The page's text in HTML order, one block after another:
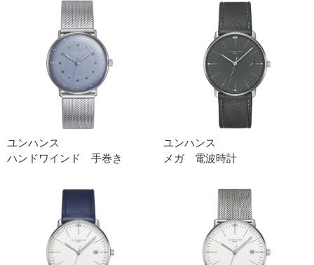
ユンハンス
ハンドワインド 手巻き
ユンハンス
メガ 電波時計